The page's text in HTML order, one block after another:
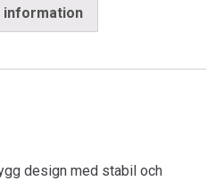
information
design med stabil och